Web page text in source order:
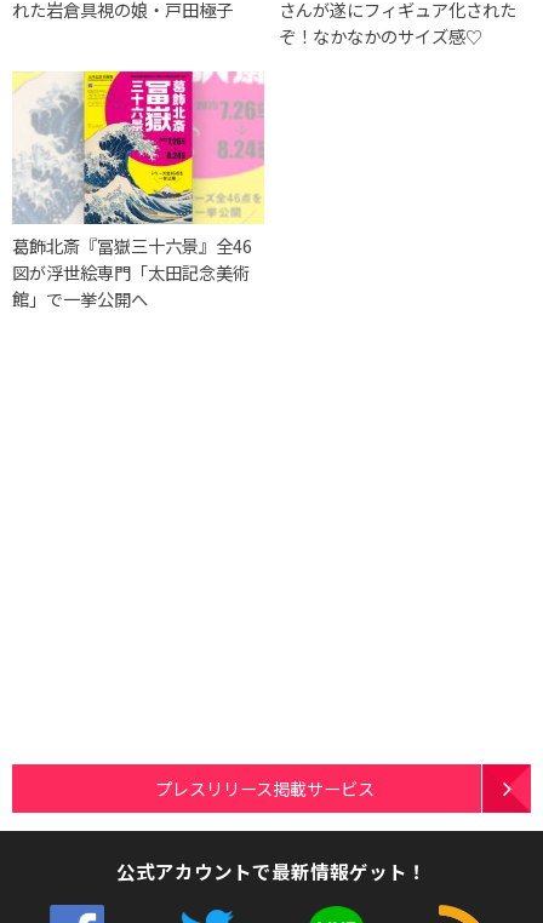
れた岩倉具視の娘・戸田極子
さんが遂にフィギュア化された
ぞ！なかなかのサイズ感♡
葛飾北斎『冨嶽三十六景』全46
図が浮世絵専門「太田記念美術
館」で一挙公開へ
プレスリリース掲載サービス
公式アカウントで最新情報ゲット！